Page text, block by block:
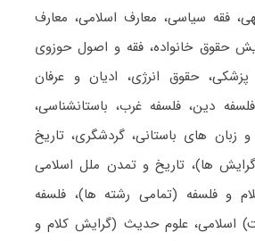
فقه سیاسی، معارف اسلامی، معارف
حقوق خانواده، فقه و اصول حوزوی
حقوق انرژی، ادیان و عرفان
دین، فلسفه غرب، باستانشناسی،
و زبان های باستانی، گردشگری، تاریخ
ها)، تاریخ و تمدن ملل اسلامی
و فلسفه (تمامی رشته ها)، فلسفه
اسلامی، علوم حدیث (گرایش کلام و